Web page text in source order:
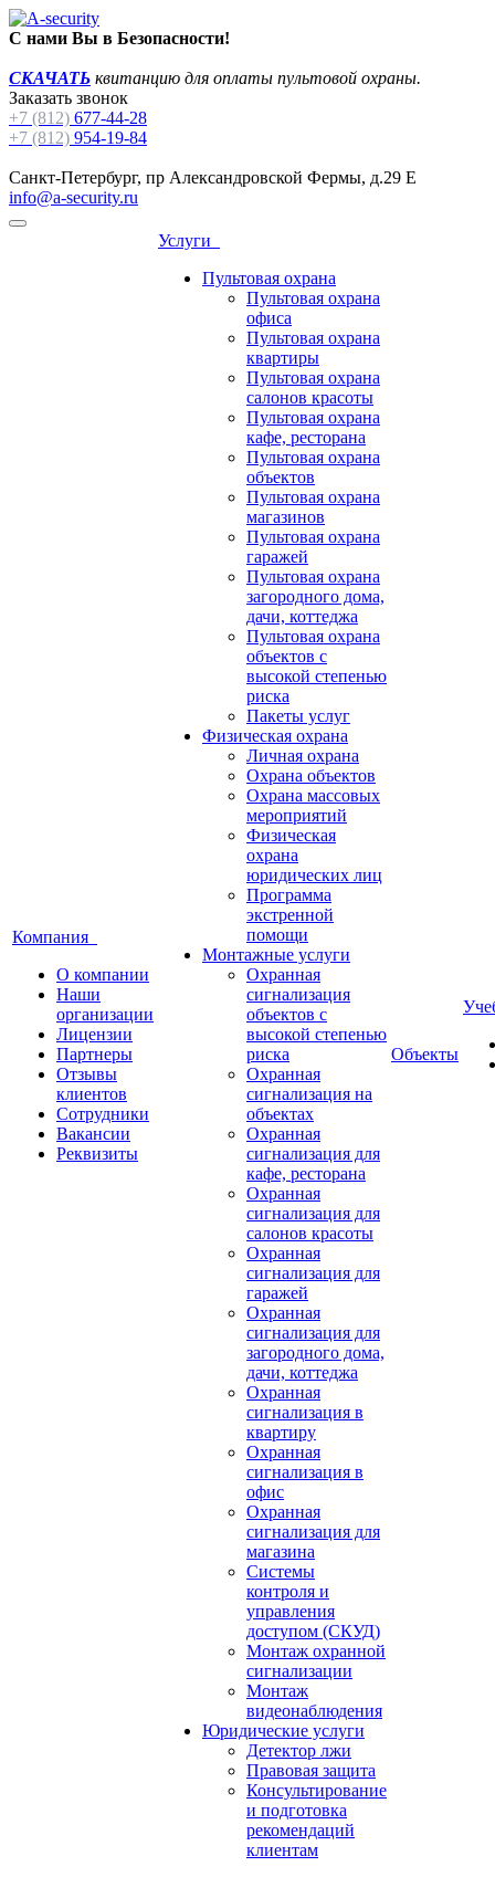
С нами Вы в Безопасности!
СКАЧАТЬ квитанцию для оплаты пультовой охраны.
Заказать звонок
+7 (812) 677-44-28
+7 (812) 954-19-84
Санкт-Петербург, пр Александровской Фермы, д.29 Е
info@a-security.ru
Компания
О компании
Наши
организации
Лицензии
Партнеры
Отзывы
клиентов
Сотрудники
Вакансии
Реквизиты
Услуги
Пультовая охрана
Пультовая охрана
офиса
Пультовая охрана
квартиры
Пультовая охрана
салонов красоты
Пультовая охрана
кафе, ресторана
Пультовая охрана
объектов
Пультовая охрана
магазинов
Пультовая охрана
гаражей
Пультовая охрана
загородного дома,
дачи, коттеджа
Пультовая охрана
объектов с
высокой степенью
риска
Пакеты услуг
Физическая охрана
Личная охрана
Охрана объектов
Охрана массовых
мероприятий
Физическая
охрана
юридических лиц
Программа
экстренной
помощи
Монтажные услуги
Охранная
сигнализация
объектов с
высокой степенью
риска
Охранная
сигнализация на
объектах
Охранная
сигнализация для
кафе, ресторана
Охранная
сигнализация для
салонов красоты
Охранная
сигнализация для
гаражей
Охранная
сигнализация для
загородного дома,
дачи, коттеджа
Охранная
сигнализация в
квартиру
Охранная
сигнализация в
офис
Охранная
сигнализация для
магазина
Системы
контроля и
управления
доступом (СКУД)
Монтаж охранной
сигнализации
Монтаж
видеонаблюдения
Юридические услуги
Детектор лжи
Правовая защита
Консультирование
и подготовка
рекомендаций
клиентам
Объекты